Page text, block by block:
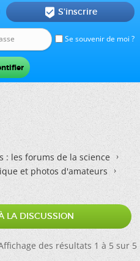
Se souvenir de moi ?
 S'inscrire
: les forums de la science
et photos d'amateurs
LA DISCUSSION
des résultats 1 à 5 sur 5